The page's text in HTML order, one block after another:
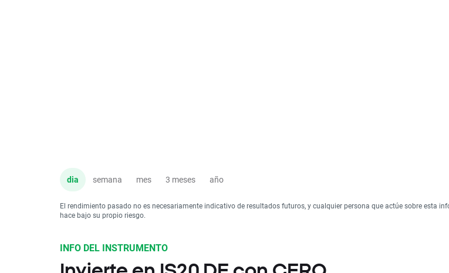
dia semana mes 3 meses año
El rendimiento pasado no es necesariamente indicativo de resultados futuros, y cualquier persona que actúe sobre esta
hace bajo su propio riesgo.
INFO DEL INSTRUMENTO